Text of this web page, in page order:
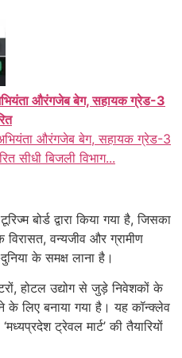
औरंगजेब बेग, सहायक ग्रेड-3
औरंगजेब बेग, सहायक ग्रेड-3
सीधी बिजली विभाग...
बोर्ड द्वारा किया गया है, जिसका
विरासत, वन्यजीव और ग्रामीण
के समक्ष लाना है।
होटल उद्योग से जुड़े निवेशकों के
के लिए बनाया गया है। यह कॉन्क्लेव
ट्रेवल मार्ट’ की तैयारियों